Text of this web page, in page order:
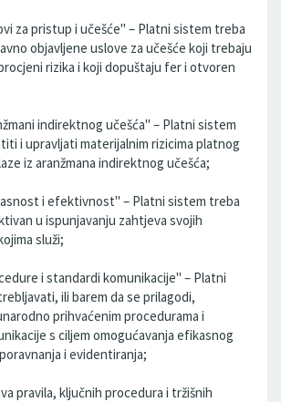
za pristup i učešće" – Platni sistem treba
objavljene uslove za učešće koji trebaju
rizika i koji dopuštaju fer i otvoren
indirektnog učešća" – Platni sistem
i upravljati materijalnim rizicima platnog
iz aranžmana indirektnog učešća;
i efektivnost" – Platni sistem treba
u ispunjavanju zahtjeva svojih
služi;
i standardi komunikacije" – Platni
ili barem da se prilagodi,
prihvaćenim procedurama i
s ciljem omogućavanja efikasnog
i evidentiranja;
pravila, ključnih procedura i tržišnih